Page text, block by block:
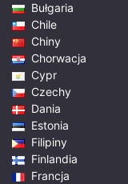
Bułgaria
Chile
Chiny
Chorwacja
Cypr
Czechy
Dania
Estonia
Filipiny
Finlandia
Francja